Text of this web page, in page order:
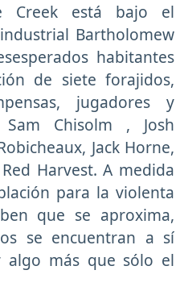
Creek está bajo el
Bartholomew
habitantes
de siete forajidos,
jugadores y
Chisolm , Josh
Jack Horne,
Harvest. A medida
para la violenta
que se aproxima,
se encuentran a sí
algo más que sólo el